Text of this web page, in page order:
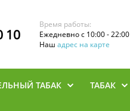
10
Время работы:
Ежедневно с 10:00 - 22:00
Наш адрес на карте
ТАБАК ТАБАК